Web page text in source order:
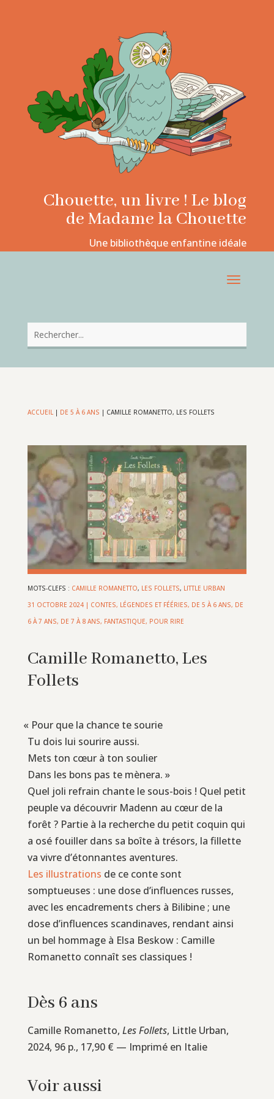
Chouette, un livre ! Le blog
de Madame la Chouette
Une bibliothèque enfantine idéale
ACCUEIL| DE 5 À 6 ANS | CAMILLE ROMANETTO, LES FOLLETS
MOTS-CLEFS : CAMILLE ROMANETTO, LES FOLLETS, LITTLE URBAN
31 OCTOBRE 2024| CONTES, LÉGENDES ET FÉÉRIES, DE 5 À 6 ANS, DE
6 À 7 ANS, DE 7 À 8 ANS, FANTASTIQUE, POUR RIRE
Camille Romanetto, Les
Follets
« Pour que la chance te sourie
Tu dois lui sourire aussi.
Mets ton cœur à ton soulier
Dans les bons pas te mènera. »
Quel joli refrain chante le sous-bois ! Quel petit
peuple va découvrir Madenn au cœur de la
forêt ? Partie à la recherche du petit coquin qui
a osé fouiller dans sa boîte à trésors, la fillette
va vivre d’étonnantes aventures.
Les illustrations de ce conte sont
somptueuses : une dose d’influences russes,
avec les encadrements chers à Bilibine ; une
dose d’influences scandinaves, rendant ainsi
un bel hommage à Elsa Beskow : Camille
Romanetto connaît ses classiques !
Dès 6 ans
Camille Romanetto, Les Follets, Little Urban,
2024, 96 p., 17,90 € — Imprimé en Italie
Voir aussi